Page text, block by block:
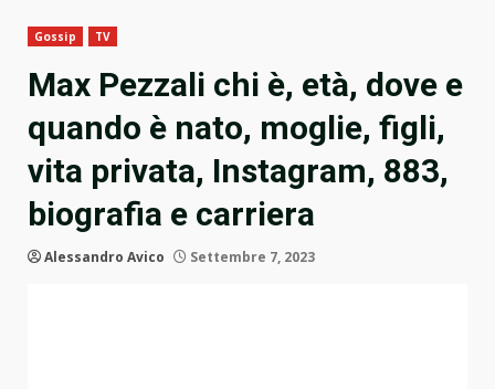
Gossip TV
Max Pezzali chi è, età, dove e
quando è nato, moglie, figli,
vita privata, Instagram, 883,
biografia e carriera
Alessandro Avico Settembre 7, 2023